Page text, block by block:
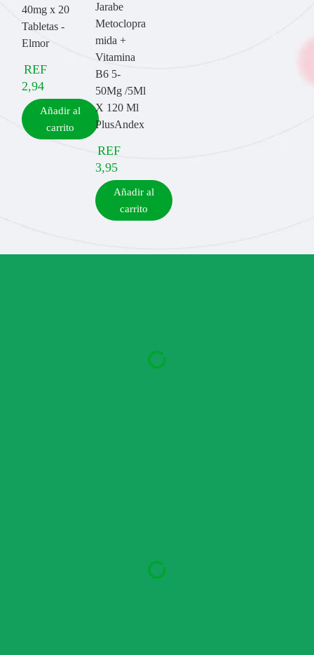
40mg x 20
Tabletas -
Elmor
REF
2,94
Añadir al
carrito
Jarabe
Metoclopra
mida +
Vitamina
B6 5-
50Mg /5Ml
X 120 Ml
PlusAndex
REF
3,95
Añadir al
carrito